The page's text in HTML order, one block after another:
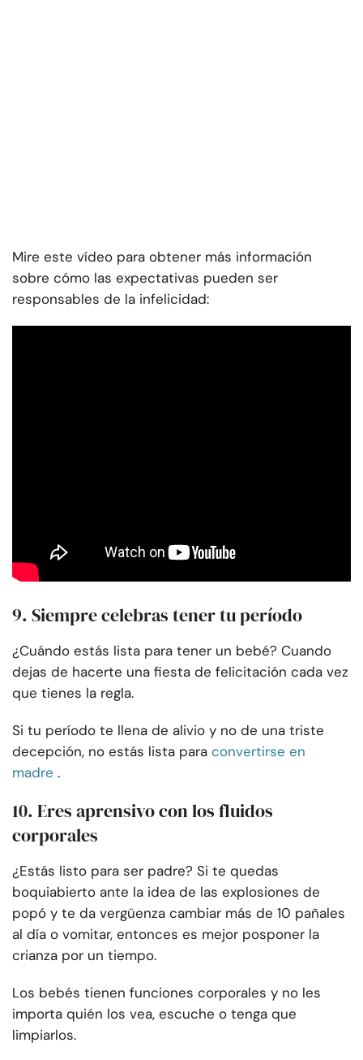
Mire este vídeo para obtener más información
sobre cómo las expectativas pueden ser
responsables de la infelicidad:
9. Siempre celebras tener tu período
¿Cuándo estás lista para tener un bebé? Cuando
dejas de hacerte una fiesta de felicitación cada vez
que tienes la regla.
Si tu período te llena de alivio y no de una triste
decepción, no estás lista para convertirse en
madre .
10. Eres aprensivo con los fluidos
corporales
¿Estás listo para ser padre? Si te quedas
boquiabierto ante la idea de las explosiones de
popó y te da vergüenza cambiar más de 10 pañales
al día o vomitar, entonces es mejor posponer la
crianza por un tiempo.
Los bebés tienen funciones corporales y no les
importa quién los vea, escuche o tenga que
limpiarlos.